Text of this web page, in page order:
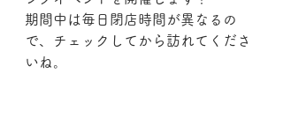
期間中は毎日閉店時間が異なるの
で、チェックしてから訪れてくださ
いね。